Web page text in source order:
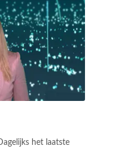
Dagelijks het laatste